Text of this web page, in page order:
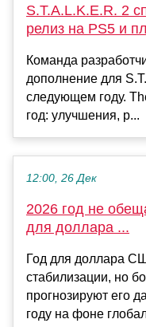
S.T.A.L.K.E.R. 2
релиз на PS5 и
Команда
дополнение для
следующем году.
год: улучшения, р...
12:00, 26 Дек
2026 год не
для доллара ...
Год для доллара
стабилизации, но
прогнозируют его
году на фоне